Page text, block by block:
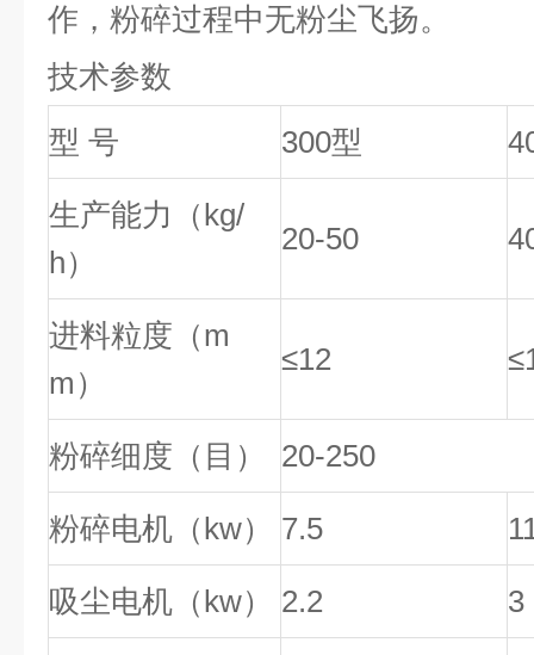
作，粉碎过程中无粉尘飞扬。
技术参数
型 号
300型
生产能力（kg/
h）
20-50
进料粒度（m
m）
≤12
粉碎细度（目） 20-250
粉碎电机（kw） 7.5
吸尘电机（kw） 2.2 3